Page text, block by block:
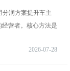
分润方案提升车主
营者。核心方法是
2026-07-28